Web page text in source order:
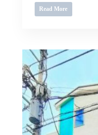
Read More